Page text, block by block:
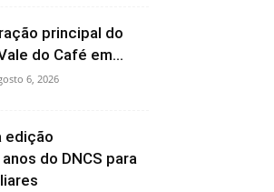
principal do
do Café em...
6, 2026
edição
do DNCS para